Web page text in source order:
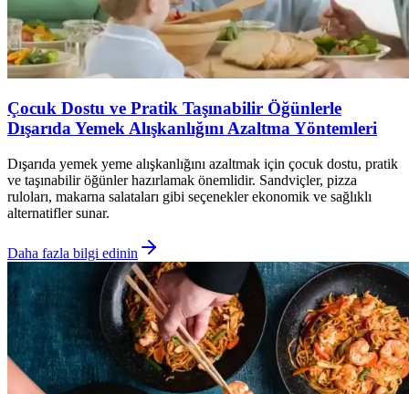
Çocuk Dostu ve Pratik Taşınabilir Öğünlerle
Dışarıda Yemek Alışkanlığını Azaltma Yöntemleri
Dışarıda yemek yeme alışkanlığını azaltmak için çocuk dostu, pratik
ve taşınabilir öğünler hazırlamak önemlidir. Sandviçler, pizza
ruloları, makarna salataları gibi seçenekler ekonomik ve sağlıklı
alternatifler sunar.
Daha fazla bilgi edinin